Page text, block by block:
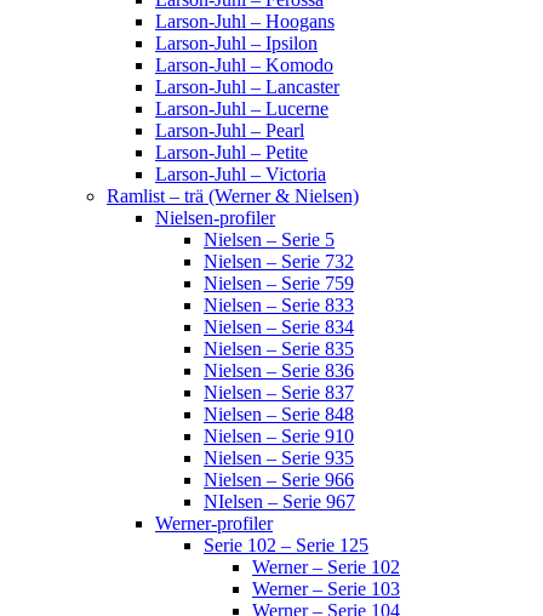
Larson-Juhl – Hoogans
Larson-Juhl – Ipsilon
Larson-Juhl – Komodo
Larson-Juhl – Lancaster
Larson-Juhl – Lucerne
Larson-Juhl – Pearl
Larson-Juhl – Petite
Larson-Juhl – Victoria
Ramlist – trä (Werner & Nielsen)
Nielsen-profiler
Nielsen – Serie 5
Nielsen – Serie 732
Nielsen – Serie 759
Nielsen – Serie 833
Nielsen – Serie 834
Nielsen – Serie 835
Nielsen – Serie 836
Nielsen – Serie 837
Nielsen – Serie 848
Nielsen – Serie 910
Nielsen – Serie 935
Nielsen – Serie 966
NIelsen – Serie 967
Werner-profiler
Serie 102 – Serie 125
Werner – Serie 102
Werner – Serie 103
Werner – Serie 104